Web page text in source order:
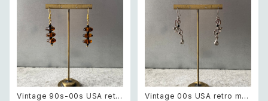
Vintage 90s-00s USA retr
Vintage 00s USA retro mo